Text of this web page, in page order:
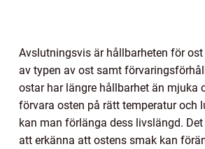
Avslutningsvis är hållbarheten för ost
av typen av ost samt
ostar har längre hållbarhet än mjuka
förvara osten på rätt temperatur och
kan man förlänga dess livslängd.
att erkänna att ostens smak kan